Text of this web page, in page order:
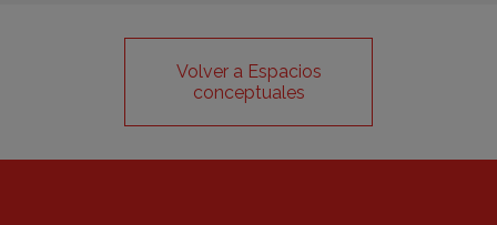
Volver a Espacios
conceptuales